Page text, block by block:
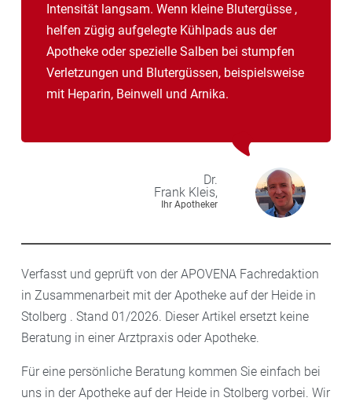
Intensität langsam. Wenn kleine Blutergüsse ,
helfen zügig aufgelegte Kühlpads aus der
Apotheke oder spezielle Salben bei stumpfen
Verletzungen und Blutergüssen, beispielsweise
mit Heparin, Beinwell und Arnika.
Dr.
Frank Kleis,
Ihr Apotheker
Verfasst und geprüft von der APOVENA Fachredaktion
in Zusammenarbeit mit der Apotheke auf der Heide in
Stolberg . Stand 01/2026. Dieser Artikel ersetzt keine
Beratung in einer Arztpraxis oder Apotheke.
Für eine persönliche Beratung kommen Sie einfach bei
uns in der Apotheke auf der Heide in Stolberg vorbei. Wir